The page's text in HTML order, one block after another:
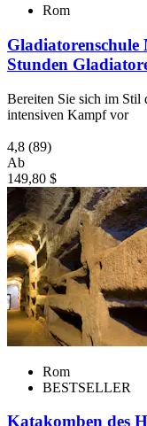
Rom
Stunden
Bereiten Sie sich im Stil
intensiven Kampf vor
4,8 (89)
Ab
149,80 $
Rom
BESTSELLER
Katakomben des